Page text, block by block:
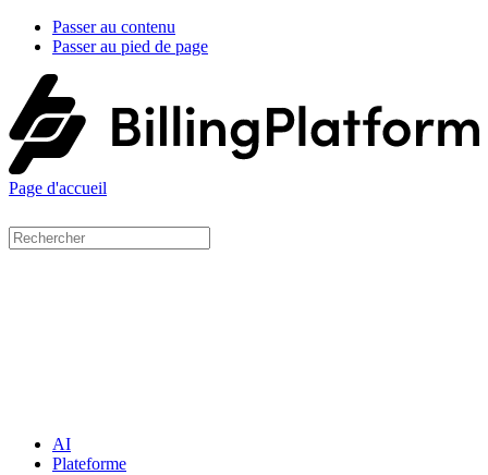
Passer au contenu
Passer au pied de page
Page d'accueil
AI
Plateforme